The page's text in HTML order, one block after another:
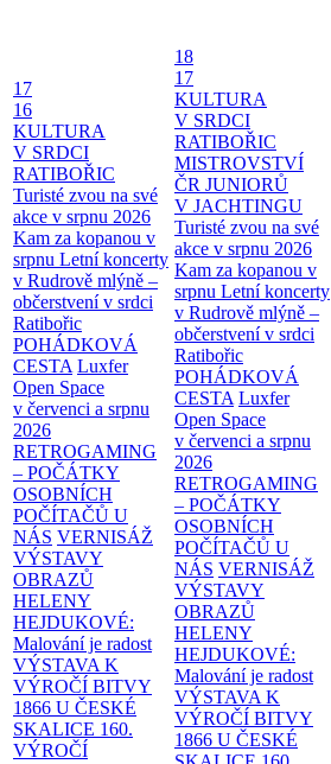
17
16
KULTURA
V SRDCI
RATIBOŘIC
Turisté zvou na své
akce v srpnu 2026
Kam za kopanou v
srpnu Letní koncerty
v Rudrově mlýně –
občerstvení v srdci
Ratibořic
POHÁDKOVÁ
CESTA Luxfer
Open Space
v červenci a srpnu
2026
RETROGAMING
– POČÁTKY
OSOBNÍCH
POČÍTAČŮ U
NÁS VERNISÁŽ
VÝSTAVY
OBRAZŮ
HELENY
HEJDUKOVÉ:
Malování je radost
VÝSTAVA K
VÝROČÍ BITVY
1866 U ČESKÉ
SKALICE 160.
VÝROČÍ
18
17
KULTURA
V SRDCI
RATIBOŘIC
MISTROVSTVÍ
ČR JUNIORŮ
V JACHTINGU
Turisté zvou na své
akce v srpnu 2026
Kam za kopanou v
srpnu Letní koncerty
v Rudrově mlýně –
občerstvení v srdci
Ratibořic
POHÁDKOVÁ
CESTA Luxfer
Open Space
v červenci a srpnu
2026
RETROGAMING
– POČÁTKY
OSOBNÍCH
POČÍTAČŮ U
NÁS VERNISÁŽ
VÝSTAVY
OBRAZŮ
HELENY
HEJDUKOVÉ:
Malování je radost
VÝSTAVA K
VÝROČÍ BITVY
1866 U ČESKÉ